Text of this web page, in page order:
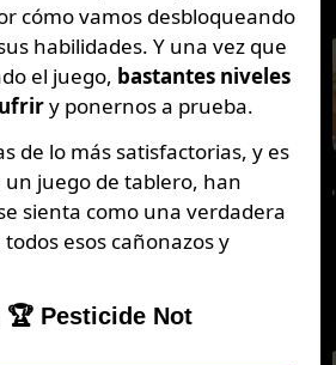
cómo vamos desbloqueando
habilidades. Y una vez que
el juego, bastantes niveles
y ponernos a prueba.
de lo más satisfactorias, y es
juego de tablero, han
sienta como una verdadera
esos cañonazos y
🏆 Pesticide Not